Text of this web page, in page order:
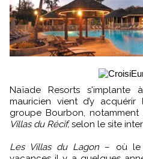
Naïade Resorts s'implante à la Réunion. Le groupe
mauricien vient d’y
groupe Bourbon, notamment
Villas du Récif,selon le site
Les Villas du Lagon – où le